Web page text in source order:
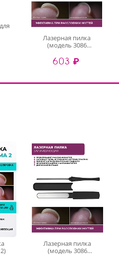
Лазерная пилка
(модель 3086
603 ₽
Лазерная пилка
(модель 3086